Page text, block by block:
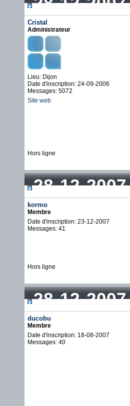
Cristal
Administrateur
Lieu: Dijon
Date d'inscription: 24-09-2006
Messages: 5072
Site web
Hors ligne
28-12-
kormo
Membre
Date d'inscription: 23-12-2007
Messages: 41
Hors ligne
28-12-
ducobu
Membre
Date d'inscription: 18-08-2007
Messages: 40